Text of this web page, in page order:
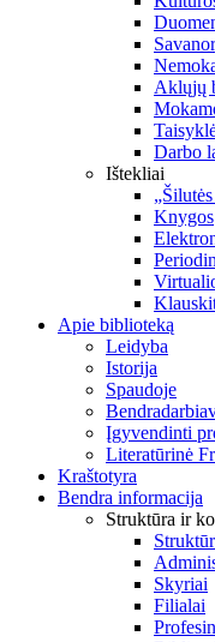
Aklųjų
Darbo
Ištekliai
Knygos
Apie biblioteką
Leidyba
Istorija
Spaudoje
Įgyvendinti
Literatūrinė
Kraštotyra
Bendra informacija
Struktūra ir
Skyriai
Filialai